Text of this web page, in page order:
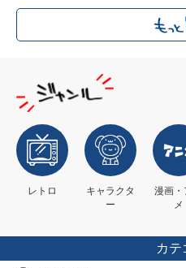
レトロ
キャラクタ
ー
漫画・
メ
カテ